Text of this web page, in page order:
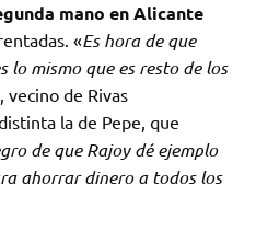
mano en Alicante
«Es hora de que
lo mismo que es resto de los
vecino de Rivas
la de Pepe, que
de que Rajoy dé ejemplo
ahorrar dinero a todos los